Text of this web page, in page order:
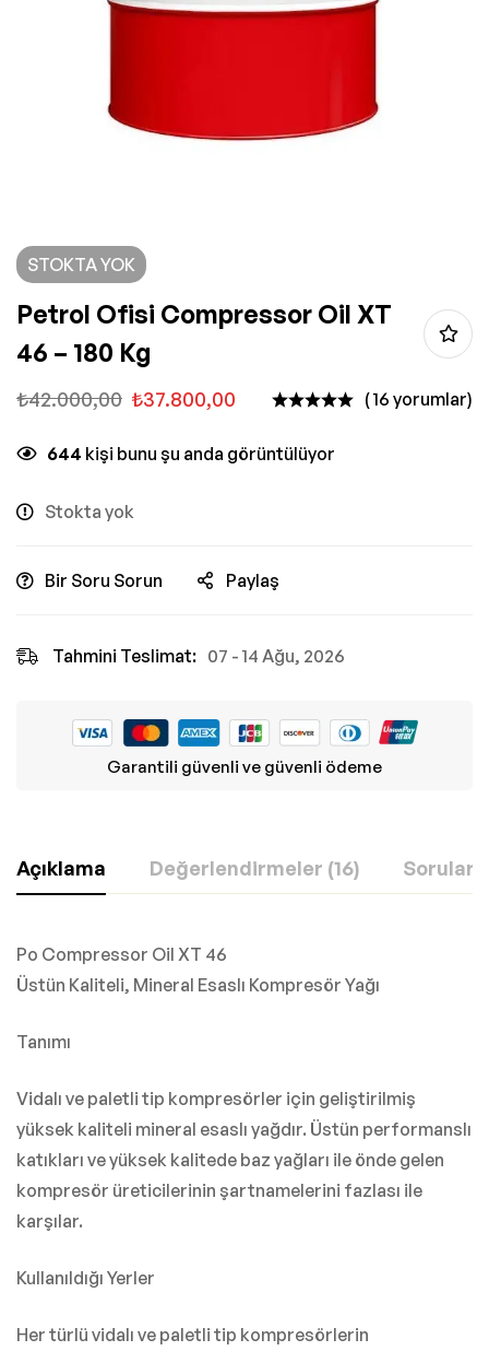
STOKTA YOK
Petrol Ofisi Compressor Oil XT
46 – 180 Kg
₺42.000,00 ₺37.800,00 ( 16 yorumlar)
644 kişi bunu şu anda görüntülüyor
Stokta yok
Bir Soru Sorun Paylaş
Tahmini Teslimat: 07 - 14 Ağu, 2026
Garantili güvenli ve güvenli ödeme
Açıklama Değerlendirmeler (16) Sorular
Po Compressor Oil XT 46
Üstün Kaliteli, Mineral Esaslı Kompresör Yağı
Tanımı
Vidalı ve paletli tip kompresörler için geliştirilmiş
yüksek kaliteli mineral esaslı yağdır. Üstün performanslı
katıkları ve yüksek kalitede baz yağları ile önde gelen
kompresör üreticilerinin şartnamelerini fazlası ile
karşılar.
Kullanıldığı Yerler
Her türlü vidalı ve paletli tip kompresörlerin